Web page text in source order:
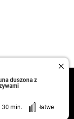
duszona z
30 min. łatwe